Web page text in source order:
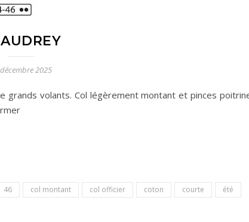
2025
grands volants. Col légèrement montant et pinces
46 col montant col officier coton courte
été